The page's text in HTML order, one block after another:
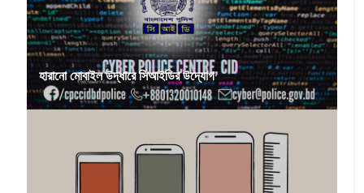
হারানো মোবাইল উদ্ধারে সিআইডির উদ্যোগ